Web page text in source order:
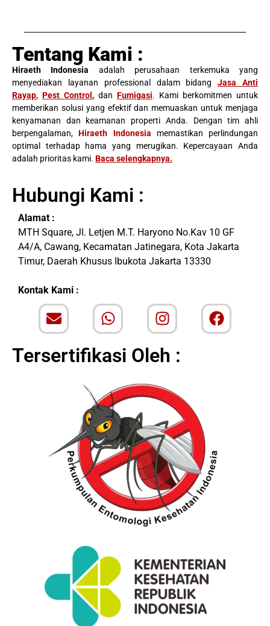
Tentang Kami :
Hiraeth Indonesia adalah perusahaan terkemuka yang
menyediakan layanan professional dalam bidangJasa Anti
Rayap, Pest Control, dan Fumigasi. Kami berkomitmen untuk
memberikan solusi yang efektif dan memuaskan untuk menjaga
kenyamanan dan keamanan properti Anda. Dengan tim ahli
berpengalaman,Hiraeth Indonesia
memastikan perlindungan
optimal terhadap hama yang merugikan. Kepercayaan Anda
adalah prioritas kami. Baca selengkapnya.
Hubungi Kami :
Alamat :
MTH Square, Jl. Letjen M.T. Haryono No.Kav 10 GF
A4/A, Cawang, Kecamatan Jatinegara, Kota Jakarta
Timur, Daerah Khusus Ibukota Jakarta 13330
Kontak Kami :
Tersertifikasi Oleh :